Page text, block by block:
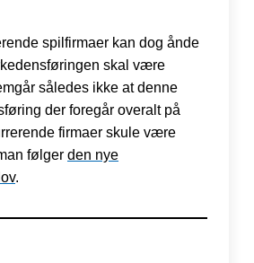
spilfirmaer kan dog ånde
skal være
således ikke at denne
der foregår overalt på
firmaer skule være
følger den nye
.